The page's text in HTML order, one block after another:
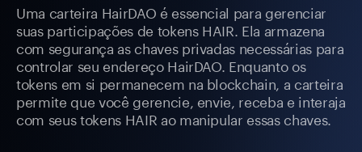
Uma carteira HairDAO é essencial para gerenciar
suas participações de tokens HAIR. Ela armazena
com segurança as chaves privadas necessárias para
controlar seu endereço HairDAO. Enquanto os
tokens em si permanecem na blockchain, a carteira
permite que você gerencie, envie, receba e interaja
com seus tokens HAIR ao manipular essas chaves.